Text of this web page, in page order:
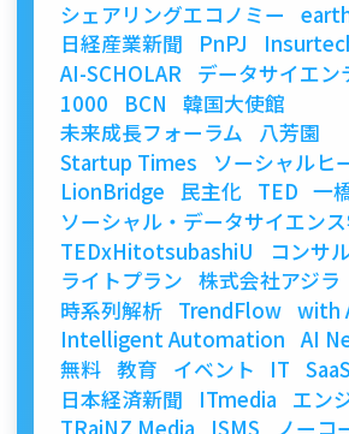
シェアリングエコノミー
日経産業新聞
PnPJ
AI-SCHOLAR データサイエン
1000
BCN
韓国大使館
未来成長フォーラム
八芳園
Startup Times
ソーシャルヒ
LionBridge 民主化 TED 一
ソーシャル・データサイエン
TEDxHitotsubashiU
コンサ
ライトプラン 株式会社アジラ
時系列解析 TrendFlow with
Intelligent Automation AI
無料 教育 イベント IT SaaS
日本経済新聞
ITmedia
エン
TRaiNZ Media
ISMS
ノーコ